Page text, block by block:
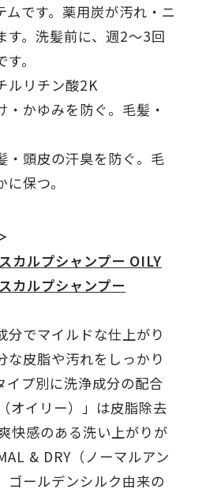
ムです。薬用炭が汚れ・ニ
す。洗髪前に、週2～3回
。
ルリチン酸2K
・かゆみを防ぐ。毛髪・
汗臭を防ぐ。毛
保つ。
カルプシャンプー OILY
カルプシャンプー
でマイルドな仕上がり
な皮脂や汚れをしっかり
イプ別に洗浄成分の配合
オイリー）」は皮脂除去
快感のある洗い上がりが
& DRY（ノーマルアン
ゴールデンシルク由来の